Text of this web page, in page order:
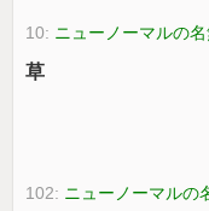
10: ニューノーマルの
草
102: ニューノーマルの